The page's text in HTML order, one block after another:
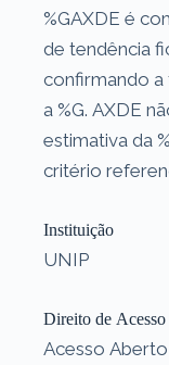
%GAXDE é
de tendência
confirmando a
a %G. AXDE
estimativa da
critério
Instituição
UNIP
Direito de Acesso
Acesso Aberto